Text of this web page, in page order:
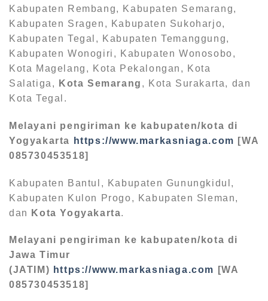
Kabupaten Rembang, Kabupaten Semarang,
Kabupaten Sragen, Kabupaten Sukoharjo,
Kabupaten Tegal, Kabupaten Temanggung,
Kabupaten Wonogiri, Kabupaten Wonosobo,
Kota Magelang, Kota Pekalongan, Kota
Salatiga,
Kota Semarang , Kota Surakarta, dan
Kota Tegal.
Melayani pengiriman ke kabupaten/kota di
Yogyakarta
https://www.markasniaga.com [WA
085730453518]
Kabupaten Bantul, Kabupaten Gunungkidul,
Kabupaten Kulon Progo, Kabupaten Sleman,
dan
Kota Yogyakarta.
Melayani pengiriman ke kabupaten/kota di
Jawa Timur
(JATIM) https://www.markasniaga.com
[WA
085730453518]